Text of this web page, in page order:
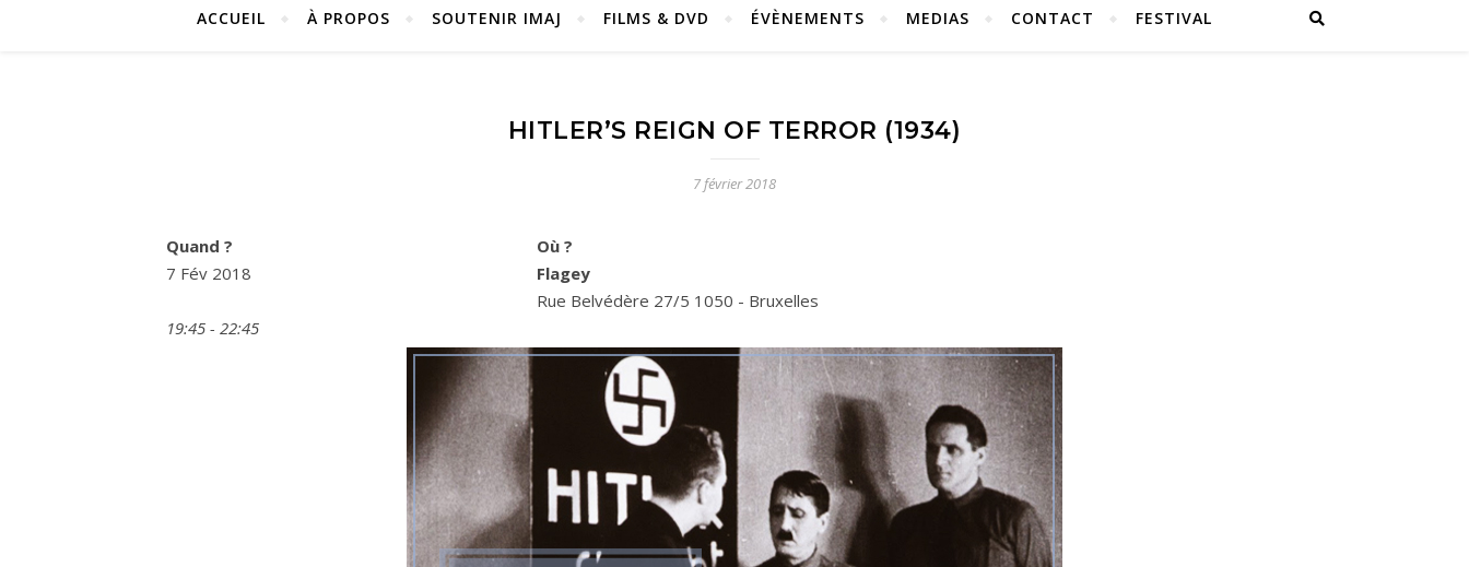
ACCUEIL À PROPOS SOUTENIR IMAJ FILMS & DVD ÉVÈNEMENTS MEDIAS CONTACT FESTIVAL
HITLER’S REIGN OF TERROR (1934)
7 février 2018
Quand ?
7 Fév 2018
19:45 - 22:45
Où ?
Flagey
Rue Belvédère 27/5 1050 - Bruxelles